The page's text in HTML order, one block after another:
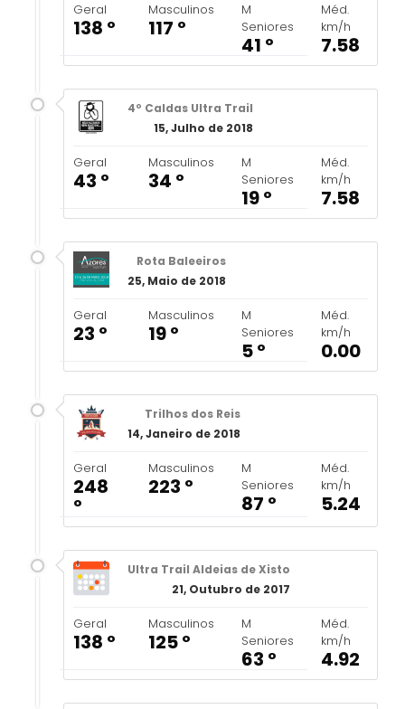
Geral
138 º
Masculinos
117 º
M
Seniores
41 º
Méd.
km/h
7.58
4º Caldas Ultra Trail
15, Julho de 2018
Geral
43 º
Masculinos
34 º
M
Seniores
19 º
Méd.
km/h
7.58
Rota Baleeiros
25, Maio de 2018
Geral
23 º
Masculinos
19 º
M
Seniores
5 º
Méd.
km/h
0.00
Trilhos dos Reis
14, Janeiro de 2018
Geral
248
º
Masculinos
223 º
M
Seniores
87 º
Méd.
km/h
5.24
Ultra Trail Aldeias de Xisto
21, Outubro de 2017
Geral
138 º
Masculinos
125 º
M
Seniores
63 º
Méd.
km/h
4.92